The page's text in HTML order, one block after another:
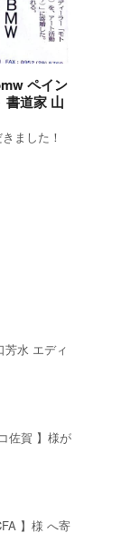
ペイン
書道家 山
ました！
芳水 エディ
佐賀 】様が
】様 へ寄